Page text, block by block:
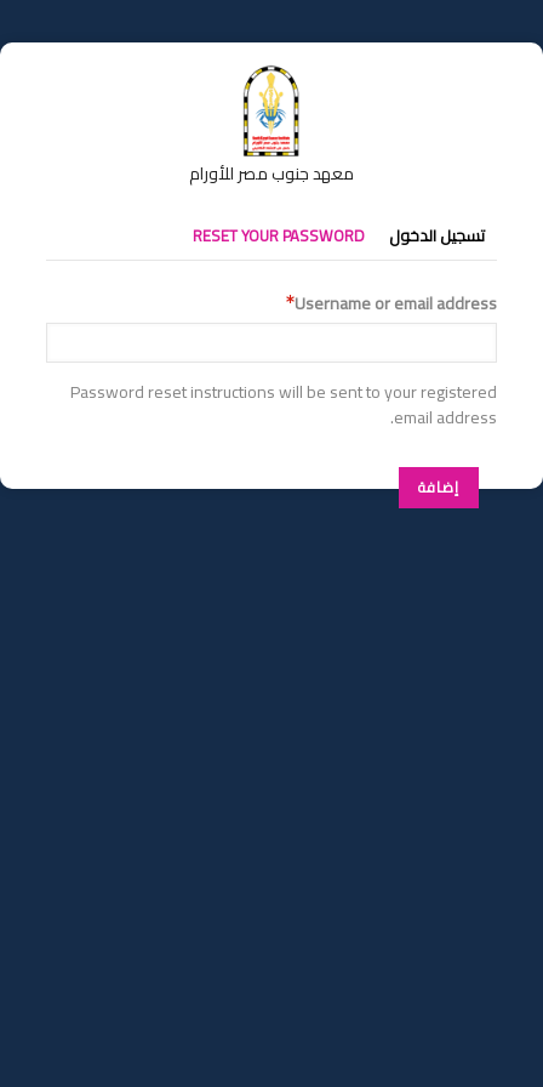
إلى
المحتوى
معهد جنوب مصر للأورام
التبويبات
الأساسية
تسجيل الدخول RESET YOUR PASSWORD
Username or email address
Password reset instructions will be sent to your registered
email address.